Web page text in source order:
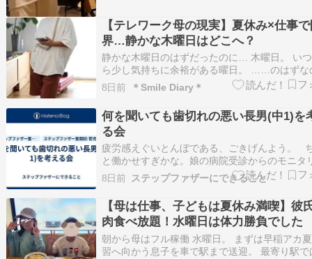
も…
【テレワーク母の現実】夏休み×仕事
界…静かな木曜日はどこへ？
静かな木曜日のはずだったのに… 木曜日。 い
ら少し気持ちに余裕がある曜日。 ……のはずな
が。 最近、本当に仕事が忙しい。 システムの
スも近づいてきていて、毎日バタバタです。
休み中の子どもたち。 これはもう、ダブルパン
おしゃべり娘、本日の起床11時…
8日前 ＊Smile Diary＊
何を聞いても歯切れの悪い長男(中1)を
る会
疲労感えぐいとんぼである、ごきげんよう。
と働かせすぎかな。娘の病院受診からのモニタ
グ、長男の塾の面談に役所手続き、次男の保育
害訓練など。リハビリも行ってるしね。 考え
が多いのもあるのか、久しぶりに目が半分くら
開かないくらいには眠い。 そん…
8日前 ステップファザーにできること
【母は仕事、子どもは夏休み満喫】彼
肉食べ放題！水曜日は体力勝負でした
朝から母はフル稼働 水曜日。 まずは早稲アカ
習へ向かう息子を車で駅まで送迎。 最寄り駅で